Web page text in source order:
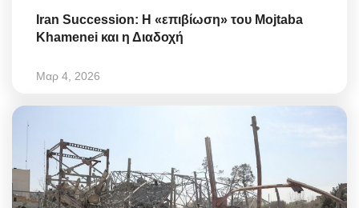
Iran Succession: Η «επιβίωση» του Mojtaba
Khamenei και η Διαδοχή
Μαρ 4, 2026